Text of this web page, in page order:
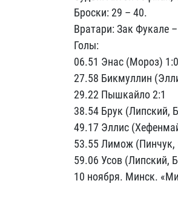
Броски: 29 – 40.
Вратари: Зак Фукале
Голы:
06.51 Энас (Мороз) 1:0
27.58 Бикмуллин
29.22 Пышкайло 2:1
38.54 Брук (Липский,
49.17 Эллис
53.55 Лимож (Пинчук,
59.06 Усов (Липский,
10 ноября. Минск.